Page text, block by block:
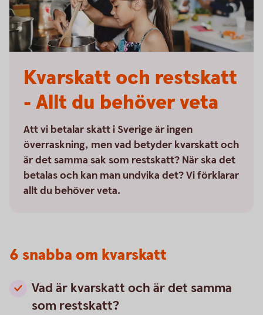
Kvarskatt och restskatt
- Allt du behöver veta
Att vi betalar skatt i Sverige är ingen
överraskning, men vad betyder kvarskatt och
är det samma sak som restskatt? När ska det
betalas och kan man undvika det? Vi förklarar
allt du behöver veta.
6 snabba om kvarskatt
Vad är kvarskatt och är det samma
som restskatt?